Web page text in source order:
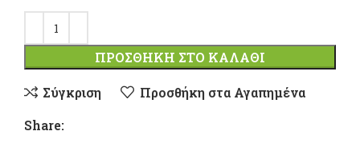
ΠΡΟΣΘΉΚΗ ΣΤΟ ΚΑΛΆΘΙ
Σύγκριση
Προσθήκη στα Αγαπημένα
Share: